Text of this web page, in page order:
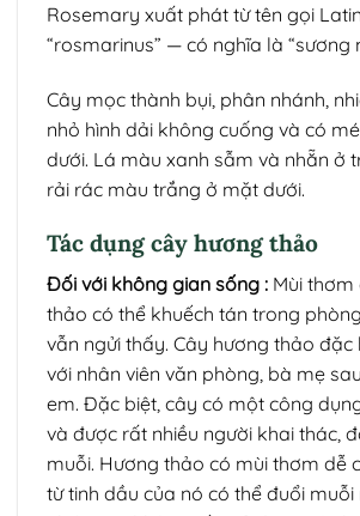
Rosemary xuất phát từ tên gọi
“rosmarinus” — có nghĩa là “sương
Cây mọc thành bụi, phân nhánh,
nhỏ hình dải không cuống và có
dưới. Lá màu xanh sẫm và nhẵn ở
rải rác màu trắng ở mặt dưới.
Tác dụng cây hương thảo
Đối với không gian sống : Mùi
thảo có thể khuếch tán trong
vẫn ngửi thấy. Cây hương thảo đặc
với nhân viên văn phòng, bà mẹ
em. Đặc biệt, cây có một công
và được rất nhiều người khai thác,
muỗi. Hương thảo có mùi thơm dễ
từ tinh dầu của nó có thể đuổi